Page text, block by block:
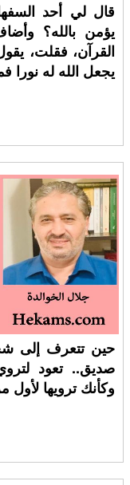
قال لي أحد
يؤمن بالله؟
القرآن، فقلت،
يجعل الله له نورا
حين تتعرف إلى
صديق.. تعود
وكأنك ترويها ﻷول